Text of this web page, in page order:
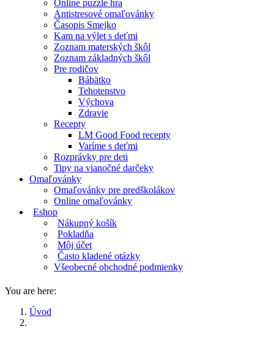
Online puzzle hra
Antistresové omaľovánky
Časopis Smejko
Kam na výlet s deťmi
Zoznam materských škôl
Zoznam základných škôl
Pre rodičov
Bábätko
Tehotenstvo
Výchova
Zdravie
Recepty
LM Good Food recepty
Varíme s deťmi
Rozprávky pre deti
Tipy na vianočné darčeky
Omaľovánky
Omaľovánky pre predškolákov
Online omaľovánky
Eshop
Nákupný košík
Pokladňa
Môj účet
Často kladené otázky
Všeobecné obchodné podmienky
You are here:
Úvod